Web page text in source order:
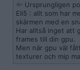
Ursprungligen
Eli5 : allt som har
skärmen med en
Har alltså inget att
frames till din gpu.
Men när gpu väl
texturer och mip